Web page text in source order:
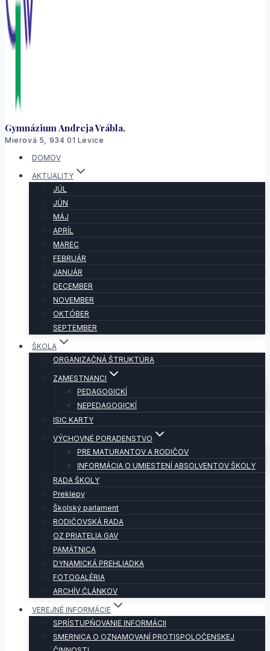
Gymnázium Andreja Vrábla,
Mierová 5, 934 01 Levice
DOMOV
AKTUALITY
JÚL
JÚN
MÁJ
APRÍL
MAREC
FEBRUÁR
JANUÁR
DECEMBER
NOVEMBER
OKTÓBER
SEPTEMBER
ŠKOLA
ORGANIZAČNÁ ŠTRUKTÚRA
ZAMESTNANCI
PEDAGOGICKÍ
NEPEDAGOGICKÍ
ISIC KARTY
VÝCHOVNÉ PORADENSTVO
PRE MATURANTOV A RODIČOV
INFORMÁCIA O UMIESTENÍ ABSOLVENTOV ŠKOLY
RADA ŠKOLY
Preklepy
Školský parlament
RODIČOVSKÁ RADA
OZ PRIATELIA GAV
PAMÄTNICA
DYNAMICKÁ PREHLIADKA
FOTOGALÉRIA
ARCHÍV ČLÁNKOV
VEREJNÉ INFORMÁCIE
SPRÍSTUPŇOVANIE INFORMÁCII
SMERNICA O OZNAMOVANÍ PROTISPOLOČENSKEJ